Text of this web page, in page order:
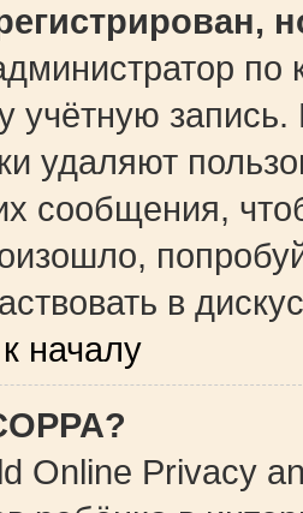
по
учётную
удаляют
сообщения,
в
началу
Online Privacy